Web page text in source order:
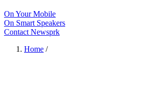
On Your Mobile
On Smart Speakers
Contact Newsprk
Home /